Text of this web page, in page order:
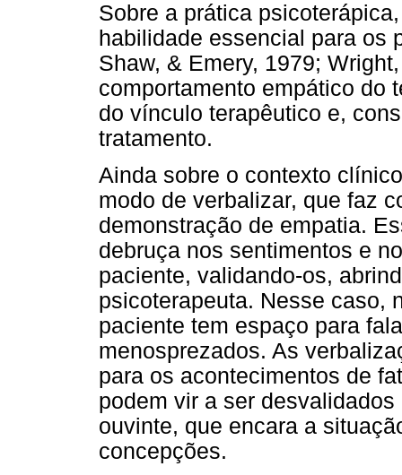
Sobre a prática
habilidade essencial para os
Shaw, & Emery, 1979;
comportamento empático do
do vínculo terapêutico e,
tratamento.
Ainda sobre o contexto
modo de verbalizar, que faz
demonstração de empatia.
debruça nos sentimentos e
paciente, validando-os,
psicoterapeuta. Nesse caso,
paciente tem espaço para
menosprezados. As
para os acontecimentos de
podem vir a ser
ouvinte, que encara a
concepções.